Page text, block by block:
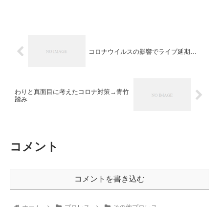
コロナウイルスの影響でライブ延期…
わりと真面目に考えたコロナ対策→青竹
踏み
コメント
コメントを書き込む